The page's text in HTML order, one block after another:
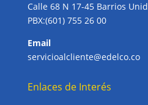
Calle 68 N 17-45 Barrios
PBX:(601) 755 26 00
Email
servicioalcliente@edelco.co
Enlaces de Interés